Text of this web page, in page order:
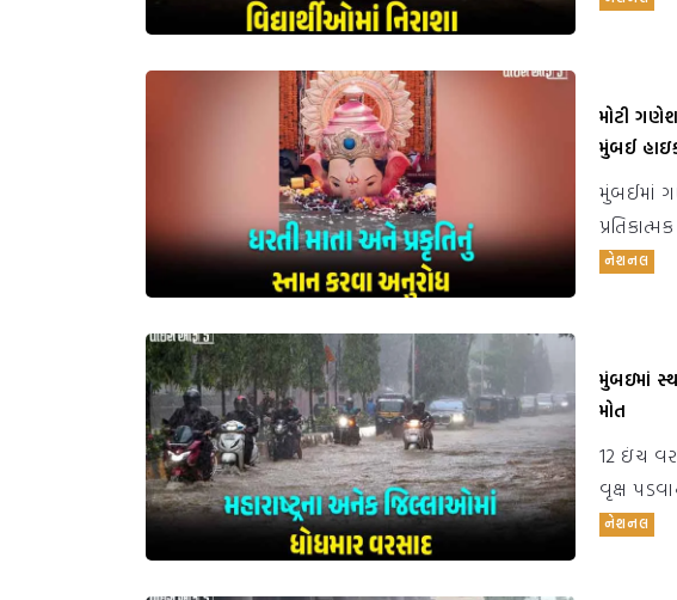
મોટી ગણેશ
મુંબઈ
મુંબઈમાં
નેશનલ
મુંબઇમાં
મોત
12 ઇંચ
વૃક્ષ
નેશનલ